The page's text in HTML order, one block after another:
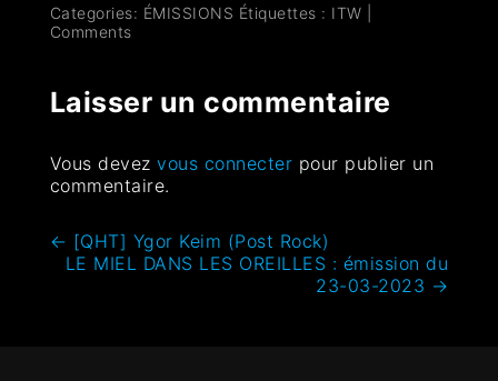
Categories: ÉMISSIONS Étiquettes : ITW
Comments
Laisser un commentaire
Vous devezvous connecter pour publier un
commentaire.
← [QHT] Ygor Keim (Post Rock)
LE MIEL DANS LES OREILLES : émission du
23-03-2023 →